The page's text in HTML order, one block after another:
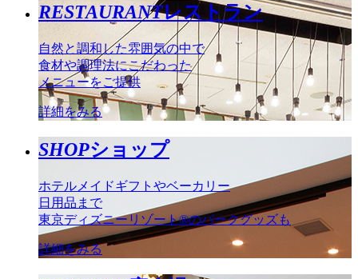
RESTAURANTレストラン
自然と調和した雰囲気の中で
食材や調理法にこだわった
メニューをご提供
詳細をみる
SHOPショップ
ホテルメイドギフトやベーカリー
日用品まで
東京ディズニーリゾート®のパークグッズも
詳細をみる